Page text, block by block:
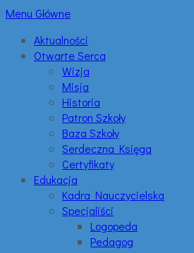
Menu Główne
Aktualności
Otwarte Serca
Wizja
Misja
Historia
Patron Szkoły
Baza Szkoły
Serdeczna Księga
Certyfikaty
Edukacja
Kadra Nauczycielska
Specjaliści
Logopeda
Pedagog